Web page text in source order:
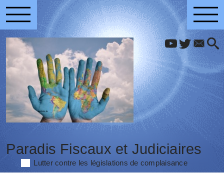
Paradis Fiscaux et Judiciaires
Lutter contre les législations de complaisance